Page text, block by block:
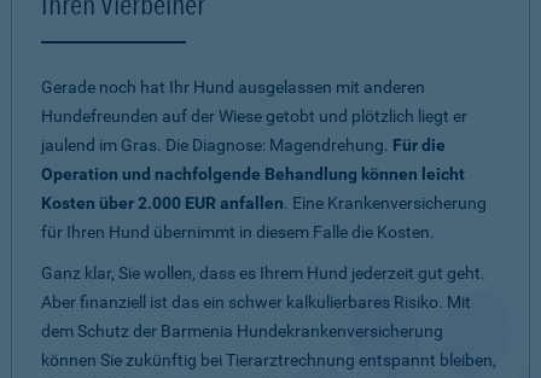
Gerade noch hat Ihr Hund ausgelassen mit anderen
Hundefreunden auf der Wiese getobt und plötzlich liegt er
jaulend im Gras. Die Diagnose: Magendrehung. Für die
Operation und nachfolgende Behandlung können leicht
Kosten über 2.000 EUR anfallen. Eine Krankenversicherung
für Ihren Hund übernimmt in diesem Falle die Kosten.
Ganz klar, Sie wollen, dass es Ihrem Hund jederzeit gut geht.
Aber finanziell ist das ein schwer kalkulierbares Risiko. Mit
dem Schutz der Barmenia Hundekrankenversicherung
können Sie zukünftig bei Tierarztrechnung entspannt bleiben,